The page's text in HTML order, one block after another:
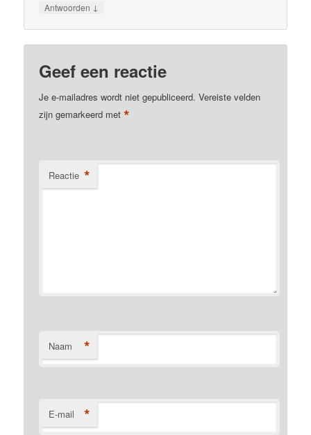
Antwoorden ↓
Geef een reactie
Je e-mailadres wordt niet gepubliceerd. Vereiste velden
zijn gemarkeerd met*
Reactie *
Naam *
E-mail *